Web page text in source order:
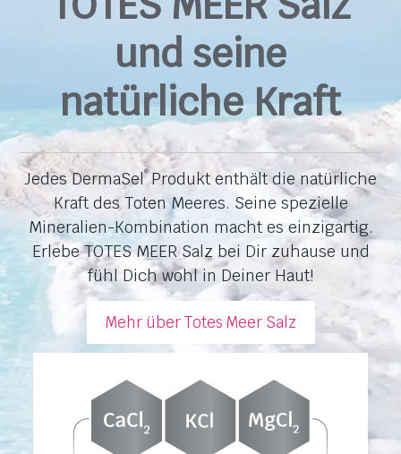
und seine
natürliche Kraft
Jedes DermaSel® Produkt enthält die natürliche
Kraft des Toten Meeres. Seine spezielle
Mineralien-Kombination macht es einzigartig.
Erlebe TOTES MEER Salz bei Dir zuhause und
fühl Dich wohl in Deiner Haut!
Mehr über Totes Meer Salz